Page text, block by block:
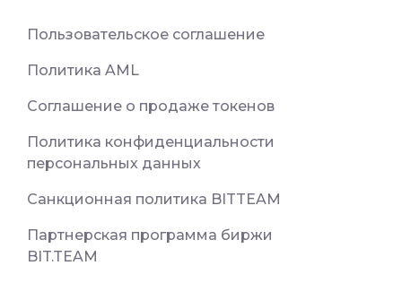
Пользовательское соглашение
Политика AML
Соглашение о продаже токенов
Политика конфиденциальности
персональных данных
Санкционная политика BITTEAM
Партнерская программа биржи
BIT.TEAM